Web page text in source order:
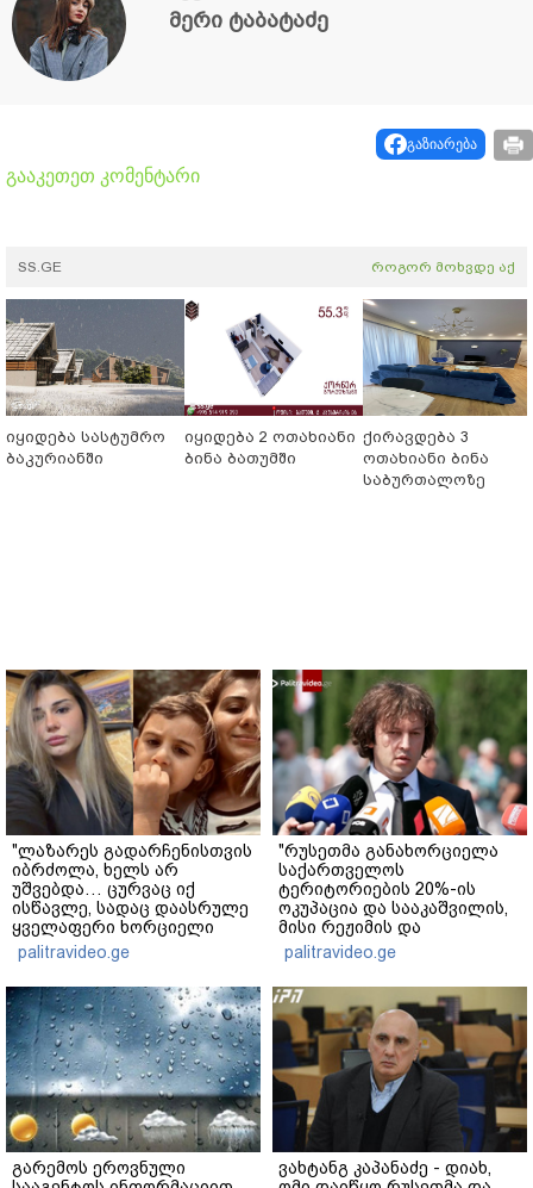
მერი ტაბატაძე
გაზიარება
გააკეთეთ კომენტარი
SS.GE როგორ მოხვდე აქ
იყიდება სასტუმრო
ბაკურიანში
იყიდება 2 ოთახიანი
ბინა ბათუმში
ქირავდება 3
ოთახიანი ბინა
საბურთალოზე
"ლაზარეს გადარჩენისთვის
იბრძოლა, ხელს არ
უშვებდა… ცურვაც იქ
ისწავლე, სადაც დაასრულე
ყველაფერი ხორციელი
ცხოვრებიდან" – რას წერს
ხობში დაღუპული დედა-
შვილის ახლობელი?
palitravideo.ge
"რუსეთმა განახორციელა
საქართველოს
ტერიტორიების 20%-ის
ოკუპაცია და სააკაშვილის,
მისი რეჟიმის და
"ნაცმოძრაობის" ღალატი
ვერანაირად ვერ
გადაფარავს ამ
დანაშაულს" - ირაკლი
კობახიძე
palitravideo.ge
გარემოს ეროვნული
ვახტანგ კაპანაძე - დიახ,